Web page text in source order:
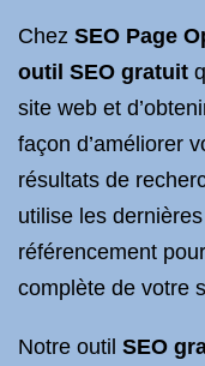
Chez SEO Page
outil SEO gratuit
site web et
façon d’améliorer
résultats de
utilise les
référencement
complète de votre
Notre outil SEO